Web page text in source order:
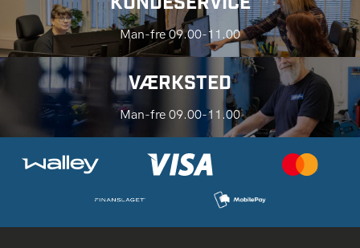
Man-fre 09.00-11.00
VÆRKSTED
Man-fre 09.00-11.00